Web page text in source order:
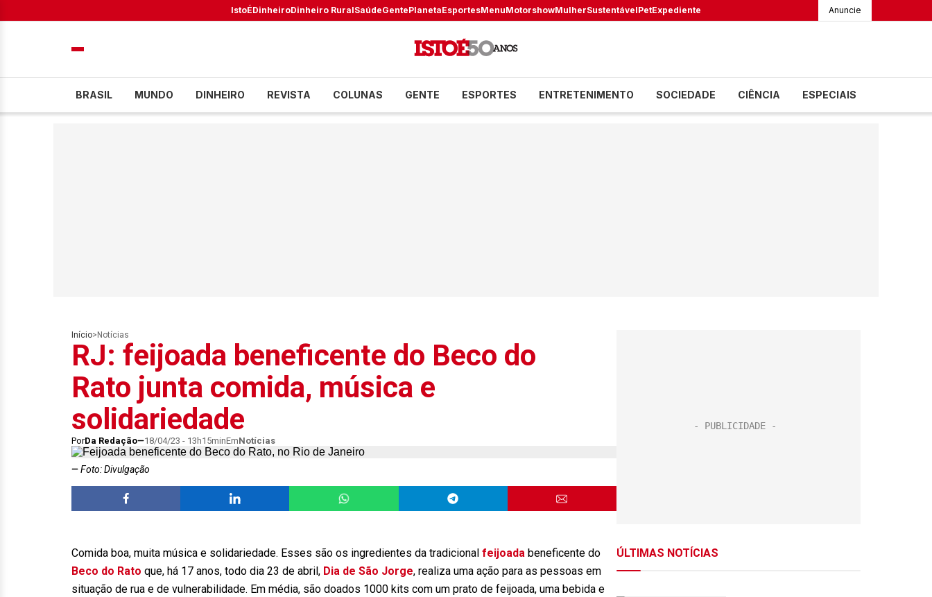
IstoÉDinheiroDinheiro RuralSaúdeGentePlanetaEsportesMenuMotorshowMulherSustentávelPetExpediente Anuncie
BRASIL MUNDO DINHEIRO REVISTA COLUNAS GENTE ESPORTES ENTRETENIMENTO SOCIEDADE CIÊNCIA ESPECIAIS
Início> Notícias
RJ: feijoada beneficente do Beco do
Rato junta comida, música e
solidariedade
PorDa Redação 18/04/23 - 13h15minEmNotícias
Foto: Divulgação
Comida boa, muita música e solidariedade. Esses são os ingredientes da tradicional feijoada beneficente do
Beco do Rato que, há 17 anos, todo dia 23 de abril, Dia de São Jorge, realiza uma ação para as pessoas em
situação de rua e de vulnerabilidade. Em média, são doados 1000 kits com um prato de feijoada, uma bebida e